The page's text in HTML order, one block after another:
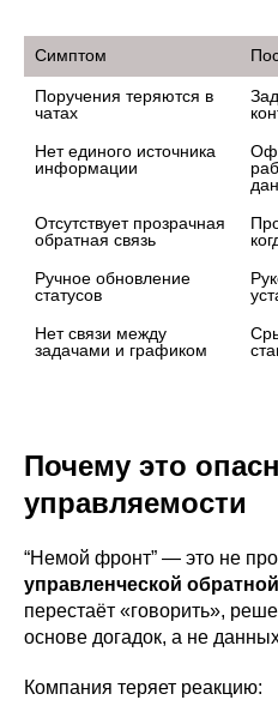
Симптом
Поручения теряются в
чатах
Нет единого источника
информации
Отсутствует прозрачная
обратная связь
Ручное обновление
статусов
Нет связи между
задачами и графиком
Почему это
управляемости
“Немой фронт” — это не
управленческой
перестаёт «говорить»,
основе догадок, а не
Компания теряет реакцию: